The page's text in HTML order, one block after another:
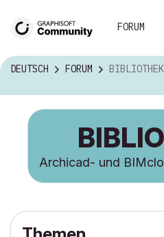
FORUM
DEUTSCH FORUM
Archicad- und